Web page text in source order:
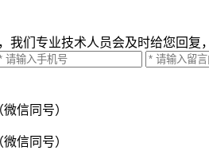
我们专业技术人员会及时给您回复
信同号）
信同号）